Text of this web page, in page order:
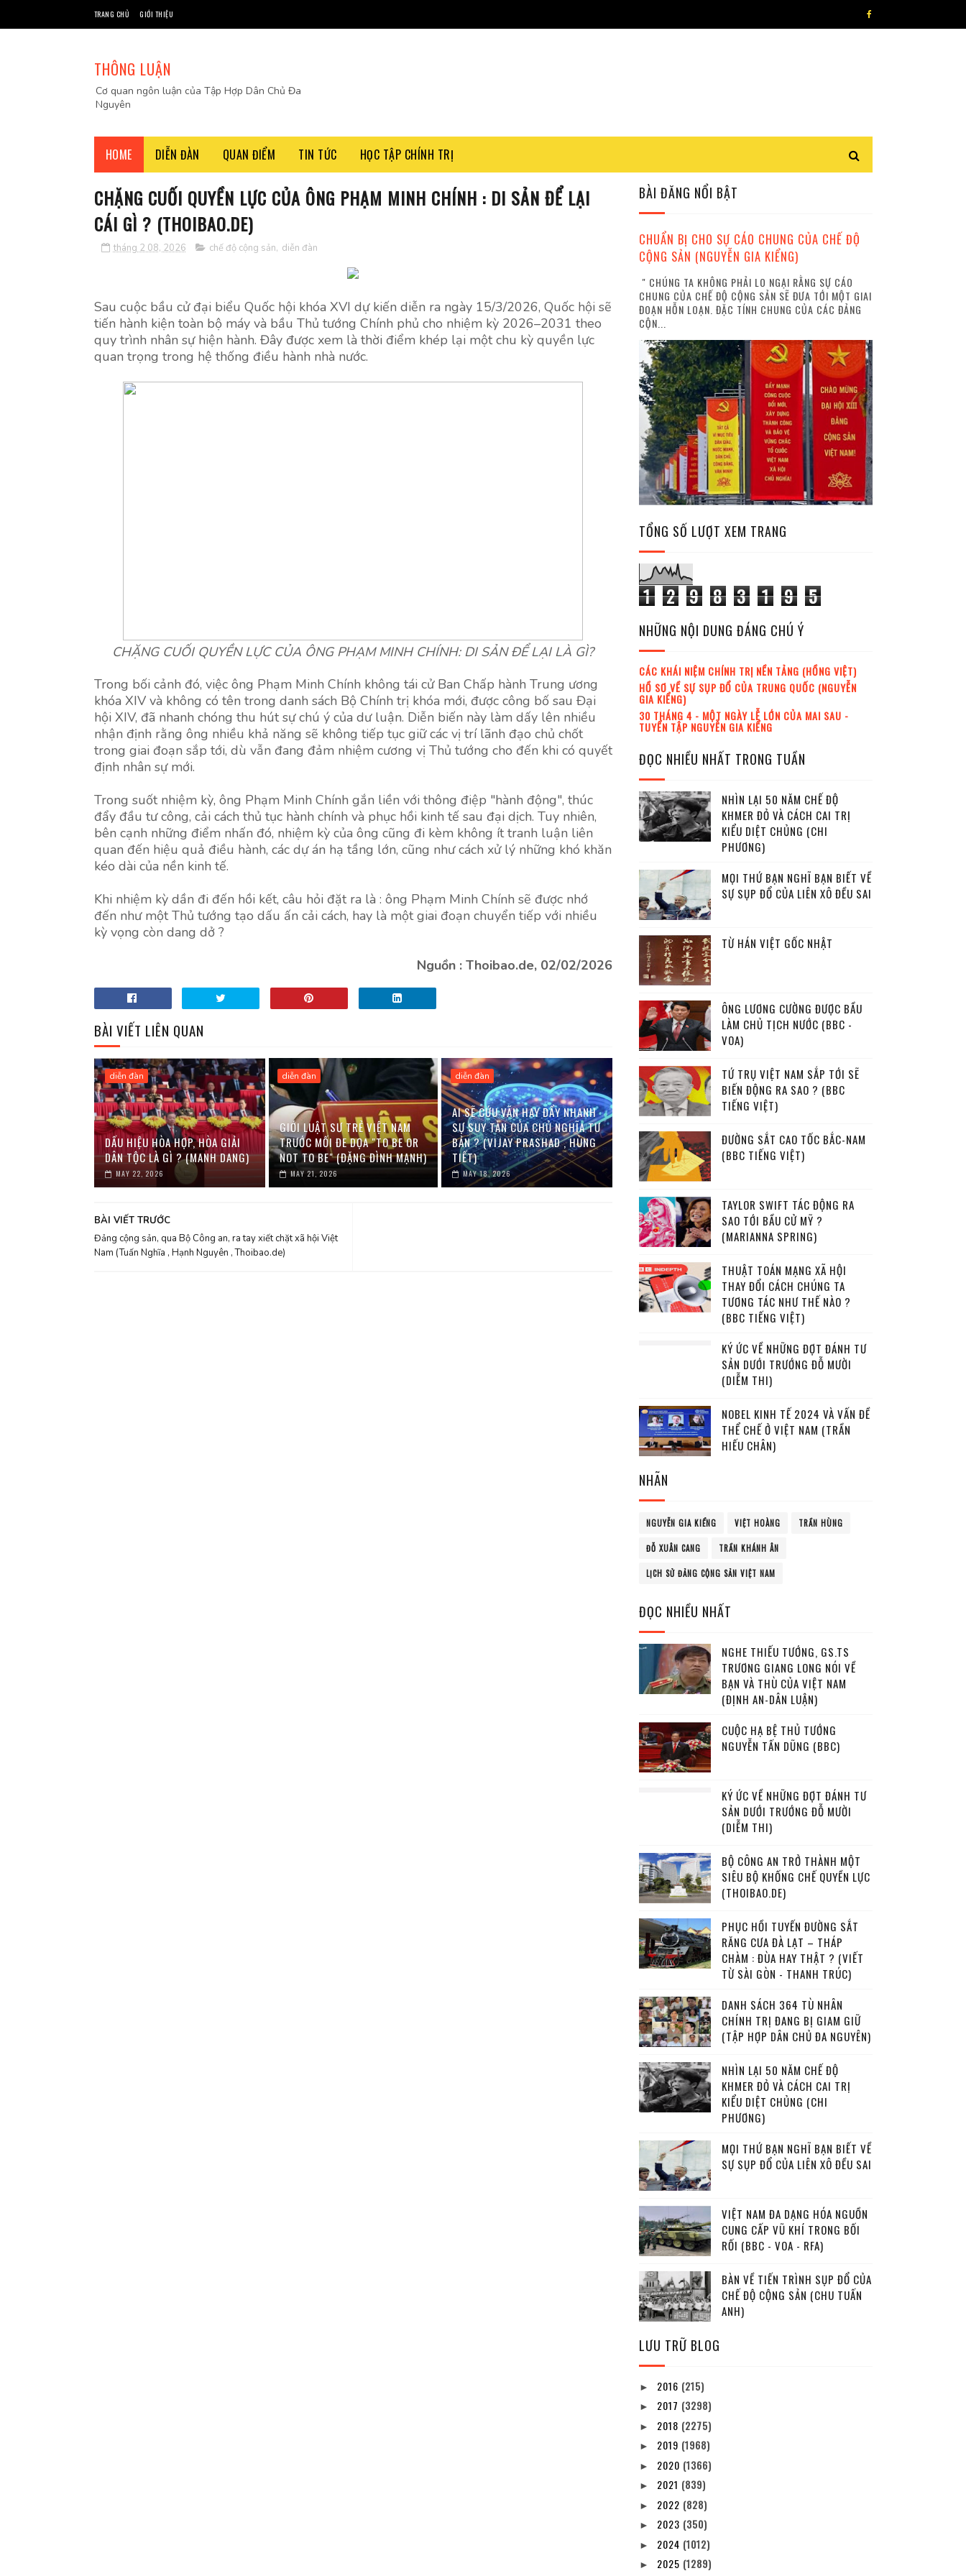
TRANG CHỦ GIỚI THIỆU
THÔNG LUẬN
Cơ quan ngôn luận của Tập Hợp Dân Chủ Đa
Nguyên
HOME DIỄN ĐÀN QUAN ĐIỂM TIN TỨC HỌC TẬP CHÍNH TRỊ
CHẶNG CUỐI QUYỀN LỰC CỦA ÔNG PHẠM MINH CHÍNH : DI SẢN ĐỂ LẠI
CÁI GÌ ? (THOIBAO.DE)
tháng 2 08, 2026 chế độ cộng sản, diễn đàn
Sau cuộc bầu cử đại biểu Quốc hội khóa XVI dự kiến diễn ra ngày 15/3/2026, Quốc hội sẽ
tiến hành kiện toàn bộ máy và bầu Thủ tướng Chính phủ cho nhiệm kỳ 2026–2031 theo
quy trình nhân sự hiện hành. Đây được xem là thời điểm khép lại một chu kỳ quyền lực
quan trọng trong hệ thống điều hành nhà nước.
CHẶNG CUỐI QUYỀN LỰC CỦA ÔNG PHẠM MINH CHÍNH: DI SẢN ĐỂ LẠI LÀ GÌ?
Trong bối cảnh đó, việc ông Phạm Minh Chính không tái cử Ban Chấp hành Trung ương
khóa XIV và không có tên trong danh sách Bộ Chính trị khóa mới, được công bố sau Đại
hội XIV, đã nhanh chóng thu hút sự chú ý của dư luận. Diễn biến này làm dấy lên nhiều
nhận định rằng ông nhiều khả năng sẽ không tiếp tục giữ các vị trí lãnh đạo chủ chốt
trong giai đoạn sắp tới, dù vẫn đang đảm nhiệm cương vị Thủ tướng cho đến khi có quyết
định nhân sự mới.
Trong suốt nhiệm kỳ, ông Phạm Minh Chính gắn liền với thông điệp "hành động", thúc
đẩy đầu tư công, cải cách thủ tục hành chính và phục hồi kinh tế sau đại dịch. Tuy nhiên,
bên cạnh những điểm nhấn đó, nhiệm kỳ của ông cũng đi kèm không ít tranh luận liên
quan đến hiệu quả điều hành, các dự án hạ tầng lớn, cũng như cách xử lý những khó khăn
kéo dài của nền kinh tế.
Khi nhiệm kỳ dần đi đến hồi kết, câu hỏi đặt ra là : ông Phạm Minh Chính sẽ được nhớ
đến như một Thủ tướng tạo dấu ấn cải cách, hay là một giai đoạn chuyển tiếp với nhiều
kỳ vọng còn dang dở ?
Nguồn : Thoibao.de, 02/02/2026
BÀI VIẾT LIÊN QUAN
diễn đàn
DẤU HIỆU HÒA HỢP, HÒA GIẢI
DÂN TỘC LÀ GÌ ? (MANH DANG)
MAY 22, 2026
diễn đàn
GIỚI LUẬT SƯ TRẺ VIỆT NAM
TRƯỚC MỐI ĐE DỌA "TO BE OR
NOT TO BE" (ĐẶNG ĐÌNH MẠNH)
MAY 21, 2026
diễn đàn
AI SẼ CỨU VÃN HAY ĐẨY NHANH
SỰ SUY TÀN CỦA CHỦ NGHĨA TƯ
BẢN ? (VIJAY PRASHAD , HÙNG
TIẾT)
MAY 18, 2026
BÀI VIẾT TRƯỚC
Đảng cộng sản, qua Bộ Công an, ra tay xiết chặt xã hội Việt
Nam (Tuấn Nghĩa , Hạnh Nguyên , Thoibao.de)
BÀI ĐĂNG NỔI BẬT
CHUẨN BỊ CHO SỰ CÁO CHUNG CỦA CHẾ ĐỘ
CỘNG SẢN (NGUYỄN GIA KIỂNG)
" CHÚNG TA KHÔNG PHẢI LO NGẠI RẰNG SỰ CÁO
CHUNG CỦA CHẾ ĐỘ CỘNG SẢN SẼ ĐƯA TỚI MỘT GIAI
ĐOẠN HỖN LOẠN. ĐẶC TÍNH CHUNG CỦA CÁC ĐẢNG
CỘN...
TỔNG SỐ LƯỢT XEM TRANG
1 2 9 8 3 1 9 5
NHỮNG NỘI DUNG ĐÁNG CHÚ Ý
CÁC KHÁI NIỆM CHÍNH TRỊ NỀN TẢNG (HỒNG VIỆT)
HỒ SƠ VỀ SỰ SỤP ĐỔ CỦA TRUNG QUỐC (NGUYỄN
GIA KIỂNG)
30 THÁNG 4 - MỘT NGÀY LỄ LỚN CỦA MAI SAU -
TUYỂN TẬP NGUYỄN GIA KIỂNG
ĐỌC NHIỀU NHẤT TRONG TUẦN
NHÌN LẠI 50 NĂM CHẾ ĐỘ
KHMER ĐỎ VÀ CÁCH CAI TRỊ
KIỂU DIỆT CHỦNG (CHI
PHƯƠNG)
MỌI THỨ BẠN NGHĨ BẠN BIẾT VỀ
SỰ SỤP ĐỔ CỦA LIÊN XÔ ĐỀU SAI
TỪ HÁN VIỆT GỐC NHẬT
ÔNG LƯƠNG CƯỜNG ĐƯỢC BẦU
LÀM CHỦ TỊCH NƯỚC (BBC -
VOA)
TỨ TRỤ VIỆT NAM SẮP TỚI SẼ
BIẾN ĐỘNG RA SAO ? (BBC
TIẾNG VIỆT)
ĐƯỜNG SẮT CAO TỐC BẮC-NAM
(BBC TIẾNG VIỆT)
TAYLOR SWIFT TÁC ĐỘNG RA
SAO TỚI BẦU CỬ MỸ ?
(MARIANNA SPRING)
THUẬT TOÁN MẠNG XÃ HỘI
THAY ĐỔI CÁCH CHÚNG TA
TƯƠNG TÁC NHƯ THẾ NÀO ?
(BBC TIẾNG VIỆT)
KÝ ỨC VỀ NHỮNG ĐỢT ĐÁNH TƯ
SẢN DƯỚI TRƯỚNG ĐỖ MƯỜI
(DIỄM THI)
NOBEL KINH TẾ 2024 VÀ VẤN ĐỀ
THỂ CHẾ Ở VIỆT NAM (TRẦN
HIẾU CHÂN)
NHÃN
NGUYỄN GIA KIỂNG VIỆT HOÀNG TRẦN HÙNG
ĐỖ XUÂN CANG TRẦN KHÁNH ÂN
LỊCH SỬ ĐẢNG CỘNG SẢN VIỆT NAM
ĐỌC NHIỀU NHẤT
NGHE THIẾU TƯỚNG, GS.TS
TRƯƠNG GIANG LONG NÓI VỀ
BẠN VÀ THÙ CỦA VIỆT NAM
(ĐỊNH AN-DÂN LUẬN)
CUỘC HẠ BỆ THỦ TƯỚNG
NGUYỄN TẤN DŨNG (BBC)
KÝ ỨC VỀ NHỮNG ĐỢT ĐÁNH TƯ
SẢN DƯỚI TRƯỚNG ĐỖ MƯỜI
(DIỄM THI)
BỘ CÔNG AN TRỞ THÀNH MỘT
SIÊU BỘ KHỐNG CHẾ QUYỀN LỰC
(THOIBAO.DE)
PHỤC HỒI TUYẾN ĐƯỜNG SẮT
RĂNG CƯA ĐÀ LẠT – THÁP
CHÀM : ĐÙA HAY THẬT ? (VIẾT
TỪ SÀI GÒN - THANH TRÚC)
DANH SÁCH 364 TÙ NHÂN
CHÍNH TRỊ ĐANG BỊ GIAM GIỮ
(TẬP HỢP DÂN CHỦ ĐA NGUYÊN)
NHÌN LẠI 50 NĂM CHẾ ĐỘ
KHMER ĐỎ VÀ CÁCH CAI TRỊ
KIỂU DIỆT CHỦNG (CHI
PHƯƠNG)
MỌI THỨ BẠN NGHĨ BẠN BIẾT VỀ
SỰ SỤP ĐỔ CỦA LIÊN XÔ ĐỀU SAI
VIỆT NAM ĐA DẠNG HÓA NGUỒN
CUNG CẤP VŨ KHÍ TRONG BỐI
RỐI (BBC - VOA - RFA)
BÀN VỀ TIẾN TRÌNH SỤP ĐỔ CỦA
CHẾ ĐỘ CỘNG SẢN (CHU TUẤN
ANH)
LƯU TRỮ BLOG
► 2016 (215)
► 2017 (3298)
► 2018 (2275)
► 2019 (1968)
► 2020 (1366)
► 2021 (839)
► 2022 (828)
► 2023 (350)
► 2024 (1012)
► 2025 (1289)